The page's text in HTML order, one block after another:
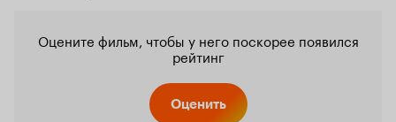
Оцените фильм, чтобы у него поскорее появился
рейтинг
Оценить